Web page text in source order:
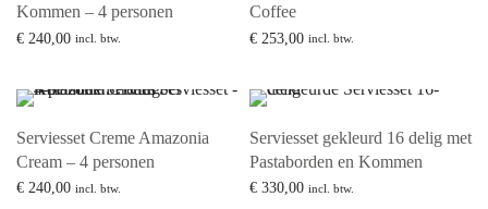
Kommen – 4 personen
€ 240,00 incl. btw.
Coffee
€ 253,00 incl. btw.
Serviesset Creme Amazonia
Cream – 4 personen
€ 240,00 incl. btw.
Serviesset gekleurd 16 delig met
Pastaborden en Kommen
€ 330,00 incl. btw.